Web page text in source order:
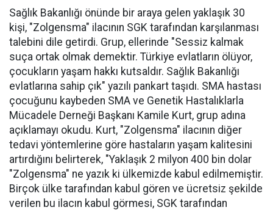
Sağlık Bakanlığı önünde bir araya gelen yaklaşık 30
kişi, "Zolgensma" ilacının SGK tarafından karşılanması
talebini dile getirdi. Grup, ellerinde "Sessiz kalmak
suça ortak olmak demektir. Türkiye evlatların ölüyor,
çocukların yaşam hakkı kutsaldır. Sağlık Bakanlığı
evlatlarına sahip çık" yazılı pankart taşıdı. SMA hastası
çocuğunu kaybeden SMA ve Genetik Hastalıklarla
Mücadele Derneği Başkanı Kamile Kurt, grup adına
açıklamayı okudu. Kurt, "Zolgensma" ilacının diğer
tedavi yöntemlerine göre hastaların yaşam kalitesini
artırdığını belirterek, "Yaklaşık 2 milyon 400 bin dolar
"Zolgensma" ne yazık ki ülkemizde kabul edilmemiştir.
Birçok ülke tarafından kabul gören ve ücretsiz şekilde
verilen bu ilacın kabul görmesi, SGK tarafından